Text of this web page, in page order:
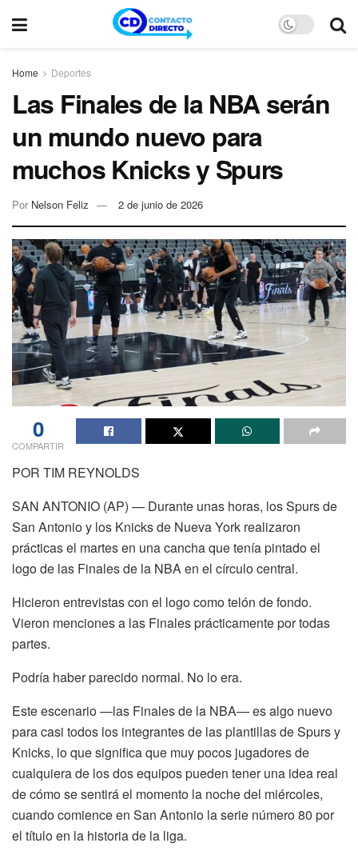
Home Deportes
Las Finales de la NBA serán
un mundo nuevo para
muchos Knicks y Spurs
Por Nelson Feliz 2 de junio de 2026
0
COMPARTIR
POR TIM REYNOLDS
SAN ANTONIO (AP) — Durante unas horas, los Spurs de
San Antonio y los Knicks de Nueva York realizaron
prácticas el martes en una cancha que tenía pintado el
logo de las Finales de la NBA en el círculo central.
Hicieron entrevistas con el logo como telón de fondo.
Vieron menciones a las Finales prácticamente por todas
partes.
Podría haber parecido normal. No lo era.
Este escenario —las Finales de la NBA— es algo nuevo
para casi todos los integrantes de las plantillas de Spurs y
Knicks, lo que significa que muy pocos jugadores de
cualquiera de los dos equipos pueden tener una idea real
de cómo se sentirá el momento la noche del miércoles,
cuando comience en San Antonio la serie número 80 por
el título en la historia de la liga.